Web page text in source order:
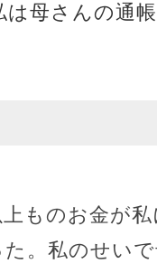
母さんの通帳
ものお金が
。私のせい